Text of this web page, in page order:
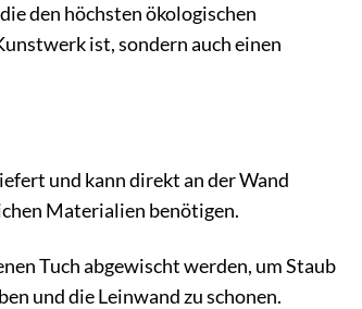
den höchsten ökologischen
ist, sondern auch einen
und kann direkt an der Wand
Materialien benötigen.
Tuch abgewischt werden, um Staub
und die Leinwand zu schonen.